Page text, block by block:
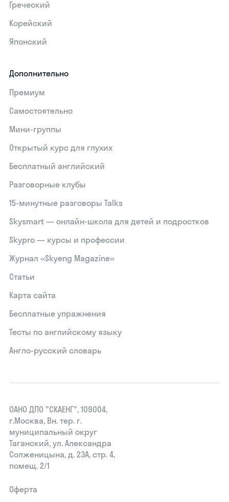
Греческий
Корейский
Японский
Дополнительно
Премиум
Самостоятельно
Мини-группы
Открытый курс для глухих
Бесплатный английский
Разговорные клубы
15‑минутные разговоры Talks
Skysmart — онлайн-школа для детей и подростков
Skypro — курсы и профессии
Журнал «Skyeng Magazine»
Статьи
Карта сайта
Бесплатные упражнения
Тесты по английскому языку
Англо-русский словарь
ОАНО ДПО "СКАЕНГ", 109004,
г.Москва, Вн. тер. г.
муниципальный округ
Таганский, ул. Александра
Солженицына, д. 23А, стр. 4,
помещ. 2/1
Оферта